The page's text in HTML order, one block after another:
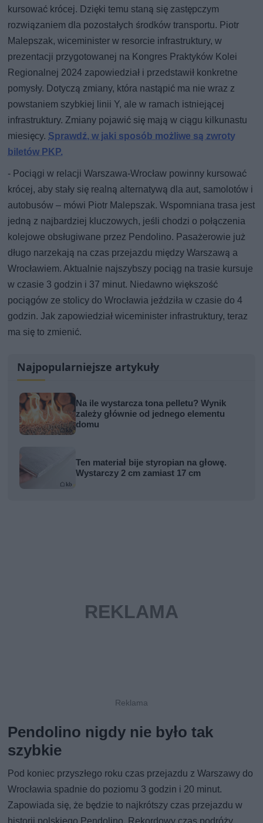
kursować krócej. Dzięki temu staną się zastępczym
rozwiązaniem dla pozostałych środków transportu. Piotr
Malepszak, wiceminister w resorcie infrastruktury, w
prezentacji przygotowanej na Kongres Praktyków Kolei
Regionalnej 2024 zapowiedział i przedstawił konkretne
pomysły. Dotyczą zmiany, która nastąpić ma nie wraz z
powstaniem szybkiej linii Y, ale w ramach istniejącej
infrastruktury. Zmiany pojawić się mają w ciągu kilkunastu
miesięcy. Sprawdź, w jaki sposób możliwe są zwroty
biletów PKP.
- Pociągi w relacji Warszawa-Wrocław powinny kursować
krócej, aby stały się realną alternatywą dla aut, samolotów i
autobusów – mówi Piotr Malepszak. Wspomniana trasa jest
jedną z najbardziej kluczowych, jeśli chodzi o połączenia
kolejowe obsługiwane przez Pendolino. Pasażerowie już
długo narzekają na czas przejazdu między Warszawą a
Wrocławiem. Aktualnie najszybszy pociąg na trasie kursuje
w czasie 3 godzin i 37 minut. Niedawno większość
pociągów ze stolicy do Wrocławia jeździła w czasie do 4
godzin. Jak zapowiedział wiceminister infrastruktury, teraz
ma się to zmienić.
Najpopularniejsze artykuły
Na ile wystarcza tona pelletu? Wynik
zależy głównie od jednego elementu
domu
Ten materiał bije styropian na głowę.
Wystarczy 2 cm zamiast 17 cm
Pendolino nigdy nie było tak
szybkie
Pod koniec przyszłego roku czas przejazdu z Warszawy do
Wrocławia spadnie do poziomu 3 godzin i 20 minut.
Zapowiada się, że będzie to najkrótszy czas przejazdu w